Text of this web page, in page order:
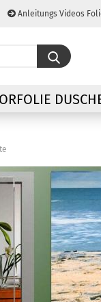
Anleitungs Videos
Suche...